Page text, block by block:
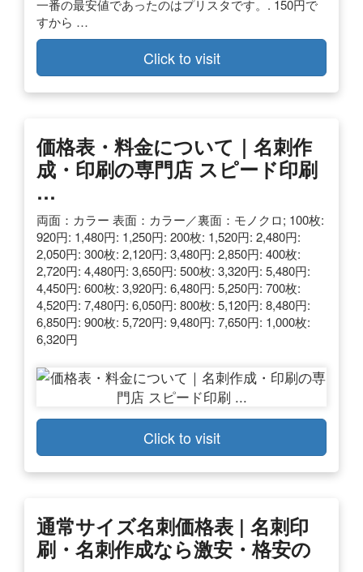
一番の最安値であったのはプリスタです。. 150円で
すから …
Click to visit
価格表・料金について｜名刺作
成・印刷の専門店 スピード印刷
…
両面：カラー 表面：カラー／裏面：モノクロ; 100枚:
920円: 1,480円: 1,250円: 200枚: 1,520円: 2,480円:
2,050円: 300枚: 2,120円: 3,480円: 2,850円: 400枚:
2,720円: 4,480円: 3,650円: 500枚: 3,320円: 5,480円:
4,450円: 600枚: 3,920円: 6,480円: 5,250円: 700枚:
4,520円: 7,480円: 6,050円: 800枚: 5,120円: 8,480円:
6,850円: 900枚: 5,720円: 9,480円: 7,650円: 1,000枚:
6,320円
Click to visit
通常サイズ名刺価格表 | 名刺印
刷・名刺作成なら激安・格安の